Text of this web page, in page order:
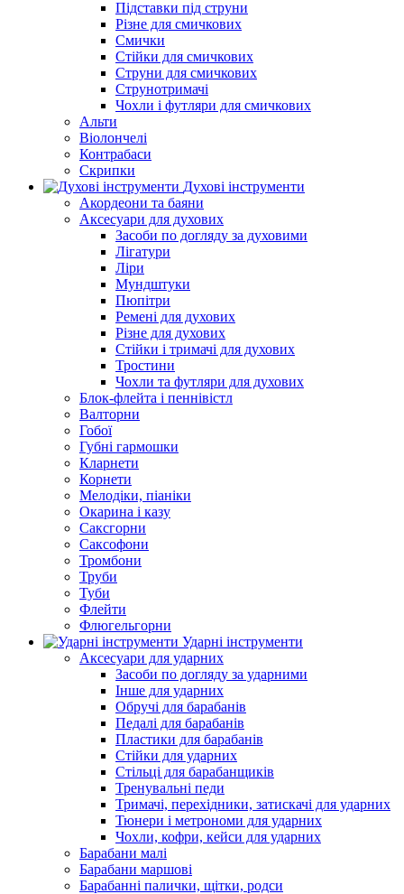
Підставки під струни
Різне для смичкових
Смички
Стійки для смичкових
Струни для смичкових
Струнотримачі
Чохли і футляри для смичкових
Альти
Віолончелі
Контрабаси
Скрипки
Духові інструменти
Акордеони та баяни
Аксесуари для духових
Засоби по догляду за духовими
Лігатури
Ліри
Мундштуки
Пюпітри
Ремені для духових
Різне для духових
Стійки і тримачі для духових
Тростини
Чохли та футляри для духових
Блок-флейта і пеннівістл
Валторни
Гобої
Губні гармошки
Кларнети
Корнети
Мелодіки, піаніки
Окарина і казу
Саксгорни
Саксофони
Тромбони
Труби
Туби
Флейти
Флюгельгорни
Ударні інструменти
Аксесуари для ударних
Засоби по догляду за ударними
Інше для ударних
Обручі для барабанів
Педалі для барабанів
Пластики для барабанів
Стійки для ударних
Стільці для барабанщиків
Тренувальні педи
Тримачі, перехідники, затискачі для ударних
Тюнери і метрономи для ударних
Чохли, кофри, кейси для ударних
Барабани малі
Барабани маршові
Барабанні палички, щітки, родси